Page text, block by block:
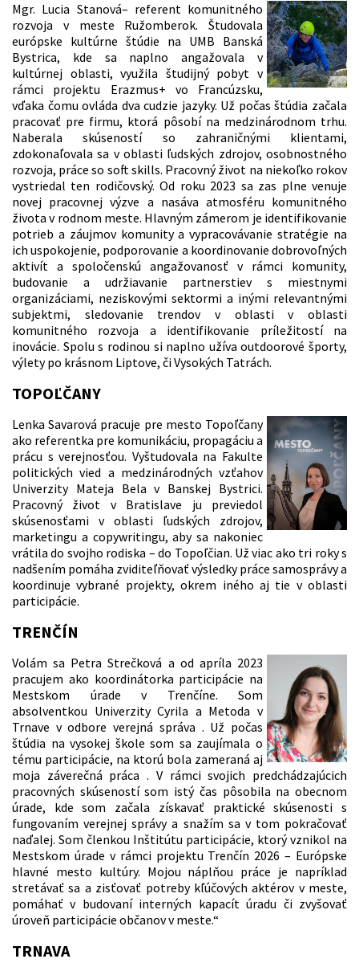
Mgr. Lucia Stanová– referent komunitného
rozvoja v meste Ružomberok. Študovala
európske kultúrne štúdie na UMB Banská
Bystrica, kde sa naplno angažovala v
kultúrnej oblasti, využila študijný pobyt v
rámci projektu Erazmus+ vo Francúzsku,
vďaka čomu ovláda dva cudzie jazyky. Už počas štúdia začala
pracovať pre firmu, ktorá pôsobí na medzinárodnom trhu.
Naberala skúseností so zahraničnými klientami,
zdokonaľovala sa v oblasti ľudských zdrojov, osobnostného
rozvoja, práce so soft skills. Pracovný život na niekoľko rokov
vystriedal ten rodičovský. Od roku 2023 sa zas plne venuje
novej pracovnej výzve a nasáva atmosféru komunitného
života v rodnom meste. Hlavným zámerom je identifikovanie
potrieb a záujmov komunity a vypracovávanie stratégie na
ich uspokojenie, podporovanie a koordinovanie dobrovoľných
aktivít a spoločenskú angažovanosť v rámci komunity,
budovanie a udržiavanie partnerstiev s miestnymi
organizáciami, neziskovými sektormi a inými relevantnými
subjektmi, sledovanie trendov v oblasti v oblasti
komunitného rozvoja a identifikovanie príležitostí na
inovácie. Spolu s rodinou si naplno užíva outdoorové športy,
výlety po krásnom Liptove, či Vysokých Tatrách.
TOPOĽČANY
Lenka Savarová pracuje pre mesto Topoľčany
ako referentka pre komunikáciu, propagáciu a
prácu s verejnosťou. Vyštudovala na Fakulte
politických vied a medzinárodných vzťahov
Univerzity Mateja Bela v Banskej Bystrici.
Pracovný život v Bratislave ju previedol
skúsenosťami v oblasti ľudských zdrojov,
marketingu a copywritingu, aby sa nakoniec
vrátila do svojho rodiska – do Topoľčian. Už viac ako tri roky s
nadšením pomáha zviditeľňovať výsledky práce samosprávy a
koordinuje vybrané projekty, okrem iného aj tie v oblasti
participácie.
TRENČÍN
Volám sa Petra Strečková a od apríla 2023
pracujem ako koordinátorka participácie na
Mestskom úrade v Trenčíne. Som
absolventkou Univerzity Cyrila a Metoda v
Trnave v odbore verejná správa . Už počas
štúdia na vysokej škole som sa zaujímala o
tému participácie, na ktorú bola zameraná aj
moja záverečná práca . V rámci svojich predchádzajúcich
pracovných skúseností som istý čas pôsobila na obecnom
úrade, kde som začala získavať praktické skúsenosti s
fungovaním verejnej správy a snažím sa v tom pokračovať
naďalej. Som členkou Inštitútu participácie, ktorý vznikol na
Mestskom úrade v rámci projektu Trenčín 2026 – Európske
hlavné mesto kultúry. Mojou náplňou práce je napríklad
stretávať sa a zisťovať potreby kľúčových aktérov v meste,
pomáhať v budovaní interných kapacít úradu či zvyšovať
úroveň participácie občanov v meste.“
TRNAVA